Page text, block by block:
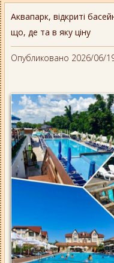
Аквапарк, відкриті
що, де та в яку ціну
Опубликовано 2026/06/